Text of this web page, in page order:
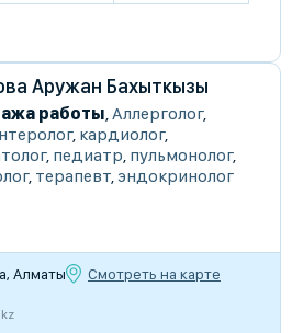
Аружан Бахыткызы
работы Аллерголог,
, кардиолог,
, педиатр пульмонолог,
, терапевт эндокринолог
Алматы
Смотреть на карте